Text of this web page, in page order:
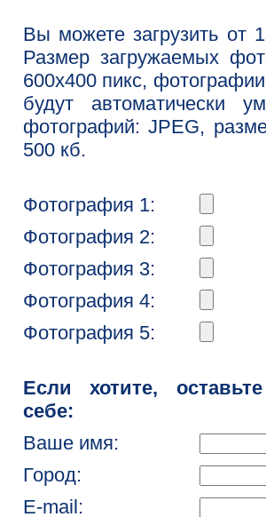
Вы можете загрузить от
Размер загружаемых
600x400 пикс,
будут автоматически
фотографий: JPEG,
500 кб.
Фотография 1:
Фотография 2:
Фотография 3:
Фотография 4:
Фотография 5:
Если хотите,
себе:
Ваше имя:
Город:
E-mail: